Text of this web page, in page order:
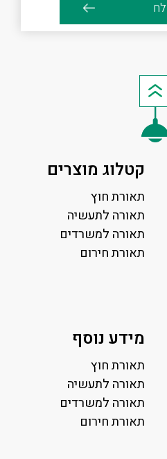
קטלוג מוצרים
תאורת חוץ
תאורה לתעשיה
תאורה למשרדים
תאורת חירום
מידע נוסף
תאורת חוץ
תאורה לתעשיה
תאורה למשרדים
תאורת חירום